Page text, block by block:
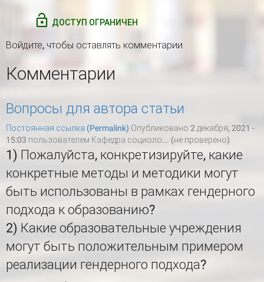
ДОСТУП ОГРАНИЧЕН
Войдите, чтобы оставлять комментарии
Комментарии
Вопросы для автора статьи
Постоянная ссылка (Permalink) Опубликовано 2 декабря, 2021 -
15:03 пользователем Кафедра социоло... (не проверено)
1) Пожалуйста, конкретизируйте, какие
конкретные методы и методики могут
быть использованы в рамках гендерного
подхода к образованию?
2) Какие образовательные учреждения
могут быть положительным примером
реализации гендерного подхода?